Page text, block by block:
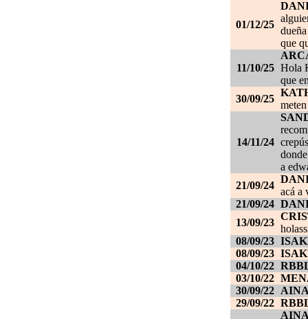
01/12/25
que
11/10/25 Hola
que
30/09/25
14/11/24
a
21/09/24
acá a
21/09/24
13/09/23
08/09/23
08/09/23
04/10/22
03/10/22
30/09/22
29/09/22